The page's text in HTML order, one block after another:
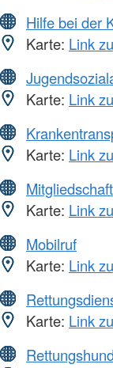
Hilfe bei der
Karte: Link
Karte: Link
Karte: Link
Mitgliedschaft
Karte: Link
Mobilruf
Karte: Link
Karte: Link